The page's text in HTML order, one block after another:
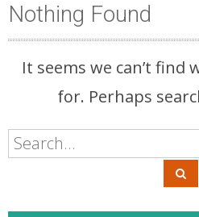
Nothing Found
It seems we can’t find
for. Perhaps